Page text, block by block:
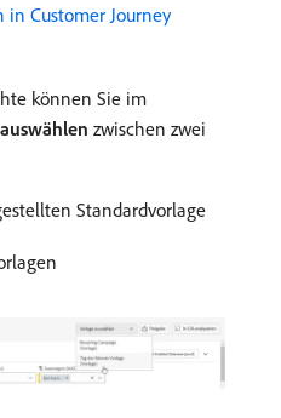
Customer Journey
können Sie im
zwischen zwei
Standardvorlage